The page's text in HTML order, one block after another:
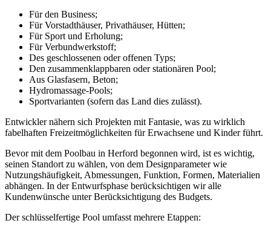
Für den Business;
Für Vorstadthäuser, Privathäuser, Hütten;
Für Sport und Erholung;
Für Verbundwerkstoff;
Des geschlossenen oder offenen Typs;
Den zusammenklappbaren oder stationären Pool;
Aus Glasfasern, Beton;
Hydromassage-Pools;
Sportvarianten (sofern das Land dies zulässt).
Entwickler nähern sich Projekten mit Fantasie, was zu wirklich
fabelhaften Freizeitmöglichkeiten für Erwachsene und Kinder führt.
Bevor mit dem Poolbau in Herford begonnen wird, ist es wichtig,
seinen Standort zu wählen, von dem Designparameter wie
Nutzungshäufigkeit, Abmessungen, Funktion, Formen, Materialien
abhängen. In der Entwurfsphase berücksichtigen wir alle
Kundenwünsche unter Berücksichtigung des Budgets.
Der schlüsselfertige Pool umfasst mehrere Etappen: